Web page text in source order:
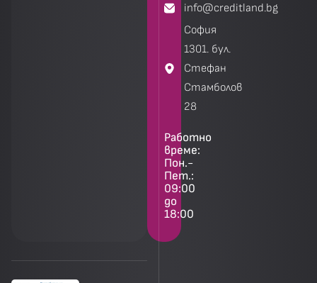
info@creditland.bg
София
1301. бул.
Стефан
Стамболов
28
Работно
време:
Пон.-
Пет.:
09:00
до
18:00